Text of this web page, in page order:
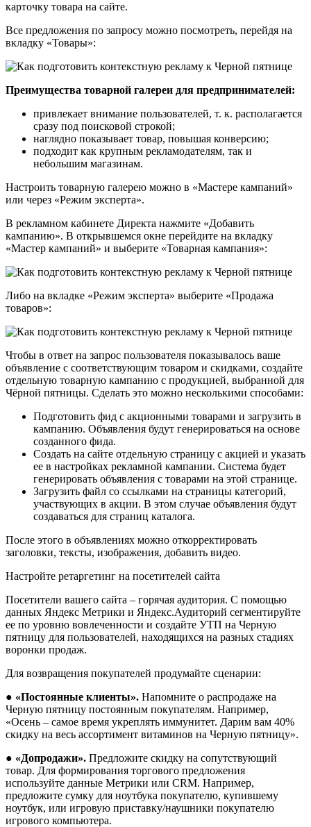
карточку товара на сайте.
Все предложения по запросу можно посмотреть, перейдя на
вкладку «Товары»:
Преимущества товарной галереи для предпринимателей:
привлекает внимание пользователей, т. к. располагается
сразу под поисковой строкой;
наглядно показывает товар, повышая конверсию;
подходит как крупным рекламодателям, так и
небольшим магазинам.
Настроить товарную галерею можно в «Мастере кампаний»
или через «Режим эксперта».
В рекламном кабинете Директа нажмите «Добавить
кампанию». В открывшемся окне перейдите на вкладку
«Мастер кампаний» и выберите «Товарная кампания»:
Либо на вкладке «Режим эксперта» выберите «Продажа
товаров»:
Чтобы в ответ на запрос пользователя показывалось ваше
объявление с соответствующим товаром и скидками, создайте
отдельную товарную кампанию с продукцией, выбранной для
Чёрной пятницы. Сделать это можно несколькими способами:
Подготовить фид с акционными товарами и загрузить в
кампанию. Объявления будут генерироваться на основе
созданного фида.
Создать на сайте отдельную страницу с акцией и указать
ее в настройках рекламной кампании. Система будет
генерировать объявления с товарами на этой странице.
Загрузить файл со ссылками на страницы категорий,
участвующих в акции. В этом случае объявления будут
создаваться для страниц каталога.
После этого в объявлениях можно откорректировать
заголовки, тексты, изображения, добавить видео.
Настройте ретаргетинг на посетителей сайта
Посетители вашего сайта – горячая аудитория. С помощью
данных Яндекс Метрики и Яндекс.Аудиторий сегментируйте
ее по уровню вовлеченности и создайте УТП на Черную
пятницу для пользователей, находящихся на разных стадиях
воронки продаж.
Для возвращения покупателей продумайте сценарии:
● «Постоянные клиенты». Напомните о распродаже на
Черную пятницу постоянным покупателям. Например,
«Осень – самое время укреплять иммунитет. Дарим вам 40%
скидку на весь ассортимент витаминов на Черную пятницу».
● «Допродажи». Предложите скидку на сопутствующий
товар. Для формирования торгового предложения
используйте данные Метрики или CRM. Например,
предложите сумку для ноутбука покупателю, купившему
ноутбук, или игровую приставку/наушники покупателю
игрового компьютера.